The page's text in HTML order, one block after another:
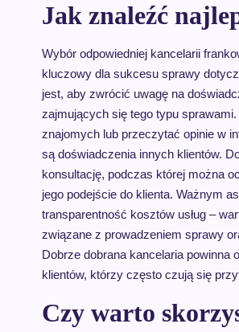
Jak znaleźć
Wybór odpowiedniej kancelarii
kluczowy dla sukcesu sprawy
jest, aby zwrócić uwagę na
zajmujących się tego typu
znajomych lub przeczytać opinie w
są doświadczenia innych klientów.
konsultację, podczas której można
jego podejście do klienta. Ważnym
transparentność kosztów usług –
związane z prowadzeniem sprawy
Dobrze dobrana kancelaria powinna
klientów, którzy często czują się
Czy warto